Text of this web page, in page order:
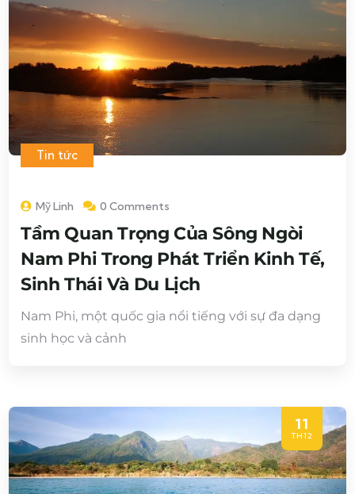
Tin tức
Mỹ Linh 0 Comments
Tầm Quan Trọng Của Sông Ngòi
Nam Phi Trong Phát Triển Kinh Tế,
Sinh Thái Và Du Lịch
Nam Phi, một quốc gia nổi tiếng với sự đa dạng
sinh học và cảnh
11
TH12